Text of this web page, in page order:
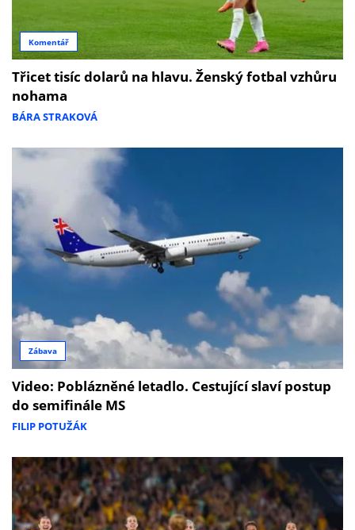
Komentář
Třicet tisíc dolarů na hlavu. Ženský fotbal vzhůru
nohama
BÁRA STRAKOVÁ
Zábava
Video: Poblázněné letadlo. Cestující slaví postup
do semifinále MS
FILIP POTUŽÁK